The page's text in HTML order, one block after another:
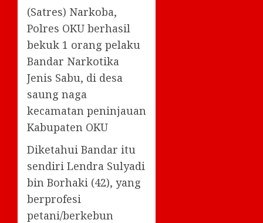
(Satres) Narkoba,
Polres OKU berhasil
bekuk 1 orang pelaku
Bandar Narkotika
Jenis Sabu, di desa
saung naga
kecamatan peninjauan
Kabupaten OKU
Diketahui Bandar itu
sendiri Lendra Sulyadi
bin Borhaki (42), yang
berprofesi
petani/berkebun